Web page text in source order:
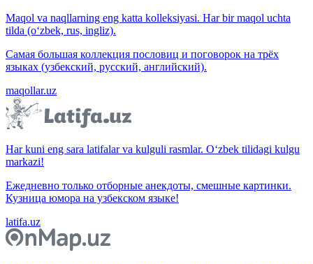
Maqol va naqllarning eng katta kolleksiyasi. Har bir maqol uchta
tilda (o‘zbek, rus, ingliz).
Самая большая коллекция пословиц и поговорок на трёх
языках (узбекский, русский, английский).
maqollar.uz
Har kuni eng sara latifalar va kulguli rasmlar. O‘zbek tilidagi kulgu
markazi!
Ежедневно только отборные анекдоты, смешные картинки.
Кузница юмора на узбекском языке!
latifa.uz